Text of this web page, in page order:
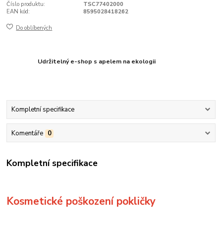
Číslo produktu:
TSC77402000
EAN kód:
8595028418262
Do oblíbených
Udržitelný e-shop s apelem na ekologii
Kompletní specifikace
Komentáře 0
Kompletní specifikace
Kosmetické poškození pokličky